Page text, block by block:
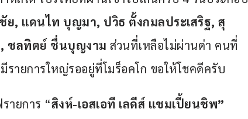
ย, แดนไท บุญมา, ปวิธ ตั้งกมลประเสริฐ, สุ
, ชลทิตย์ ชื่นบุญงาม ส่วนที่เหลือไม่ผ่านด่า คนที่
รายการใหญ่รออยู่ที่โมร็อคโก ขอให้โชคดีครับ
ายการ “สิงห์-เอสเอที เลดีส์ แชมเปี้ยนชิพ”